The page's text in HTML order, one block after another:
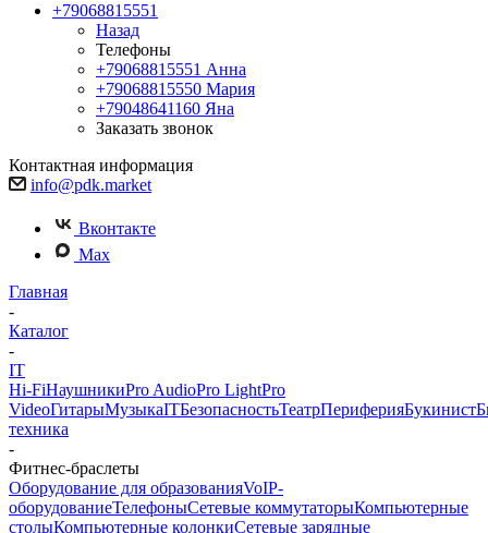
+79068815551
Назад
Телефоны
+79068815551 Анна
+79068815550 Мария
+79048641160 Яна
Заказать звонок
Контактная информация
info@pdk.market
Вконтакте
Max
Главная
-
Каталог
-
IT
Hi-FiНаушникиPro AudioPro LightPro
VideoГитарыМузыкаITБезопасностьТеатрПериферияБукинист
техника
-
Фитнес-браслеты
Оборудование для образованияVoIP-
оборудованиеТелефоныСетевые коммутаторыКомпьютерные
столыКомпьютерные колонкиСетевые зарядные